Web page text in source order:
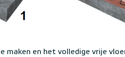
maken en het volledige vrije